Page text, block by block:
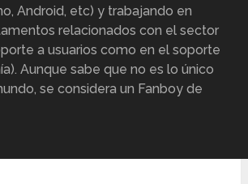
Android, etc) y trabajando en
relacionados con el sector
a usuarios como en el soporte
Aunque sabe que no es lo único
se considera un Fanboy de